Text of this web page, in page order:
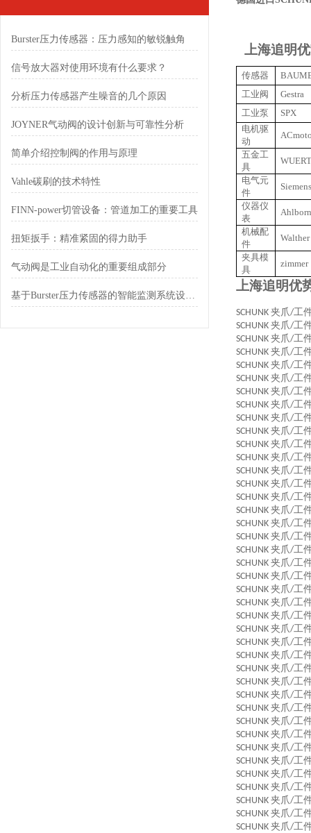
Burster压力传感器：压力感知的敏锐触角
信号放大器对使用环境有什么要求？
分析压力传感器产生噪音的几个原因
JOYNER气动阀的设计创新与可靠性分析
简单介绍控制阀的作用与原理
Vahle碳刷的技术特性
FINN-power切管设备：管道加工的重要工具
扭矩扳手：精准紧固的得力助手
气动阀是工业自动化的重要组成部分
基于Burster压力传感器的智能监测系统设计与优化
上海追明
传感器
工业阀
Gestra
工业泵
SPX
电机驱
动
五金工
具
电气元
件
Siemens
仪器仪
表
Ahlborn
机械配
件
Walther
夹具模
具
zimmer
上海追明优
SCHUNK 夹爪/工
SCHUNK 夹爪/工
SCHUNK 夹爪/工
SCHUNK 夹爪/工
SCHUNK 夹爪/工
SCHUNK 夹爪/工
SCHUNK 夹爪/工
SCHUNK 夹爪/工
SCHUNK 夹爪/工
SCHUNK 夹爪/工
SCHUNK 夹爪/工
SCHUNK 夹爪/工
SCHUNK 夹爪/工
SCHUNK 夹爪/工
SCHUNK 夹爪/工
SCHUNK 夹爪/工
SCHUNK 夹爪/工
SCHUNK 夹爪/工
SCHUNK 夹爪/工
SCHUNK 夹爪/工
SCHUNK 夹爪/工
SCHUNK 夹爪/工
SCHUNK 夹爪/工
SCHUNK 夹爪/工
SCHUNK 夹爪/工
SCHUNK 夹爪/工
SCHUNK 夹爪/工
SCHUNK 夹爪/工
SCHUNK 夹爪/工
SCHUNK 夹爪/工
SCHUNK 夹爪/工
SCHUNK 夹爪/工
SCHUNK 夹爪/工
SCHUNK 夹爪/工
SCHUNK 夹爪/工
SCHUNK 夹爪/工
SCHUNK 夹爪/工
SCHUNK 夹爪/工
SCHUNK 夹爪/工
SCHUNK 夹爪/工